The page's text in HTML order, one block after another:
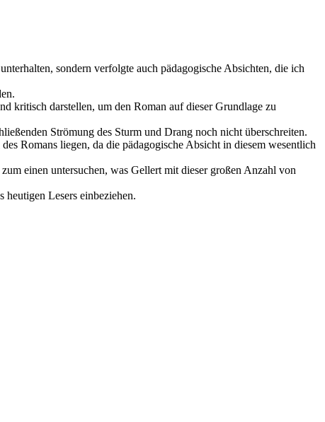
sondern verfolgte auch pädagogische Absichten, die ich
kritisch darstellen, um den Roman auf dieser Grundlage zu
Strömung des Sturm und Drang noch nicht überschreiten.
Romans liegen, da die pädagogische Absicht in diesem wesentlich
einen untersuchen, was Gellert mit dieser großen Anzahl von
heutigen Lesers einbeziehen.